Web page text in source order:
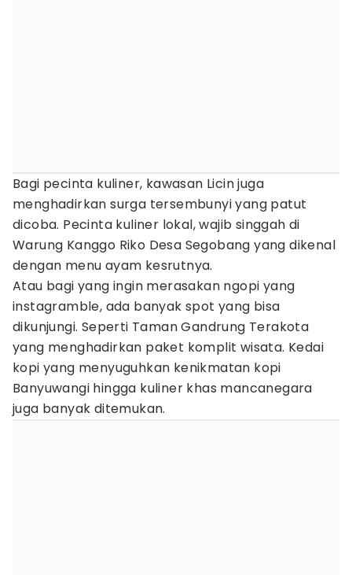
Bagi pecinta kuliner, kawasan Licin juga
menghadirkan surga tersembunyi yang patut
dicoba. Pecinta kuliner lokal, wajib singgah di
Warung Kanggo Riko Desa Segobang yang dikenal
dengan menu ayam kesrutnya.
Atau bagi yang ingin merasakan ngopi yang
instagramble, ada banyak spot yang bisa
dikunjungi. Seperti Taman Gandrung Terakota
yang menghadirkan paket komplit wisata. Kedai
kopi yang menyuguhkan kenikmatan kopi
Banyuwangi hingga kuliner khas mancanegara
juga banyak ditemukan.